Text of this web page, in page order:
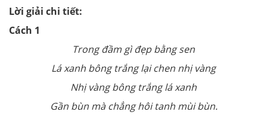
Lời giải chi tiết:
Cách 1
Trong đầm gì đẹp bằng sen
Lá xanh bông trắng lại chen nhị vàng
Nhị vàng bông trắng lá xanh
Gần bùn mà chẳng hôi tanh mùi bùn.